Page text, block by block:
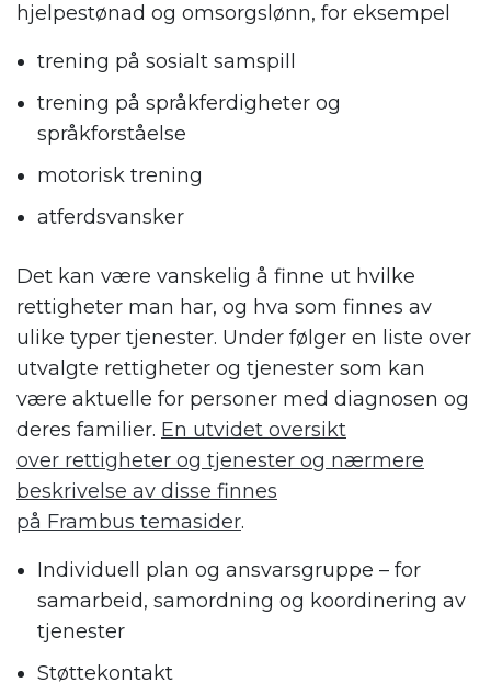
hjelpestønad og omsorgslønn, for eksempel
trening på sosialt samspill
trening på språkferdigheter og
språkforståelse
motorisk trening
atferdsvansker
Det kan være vanskelig å finne ut hvilke
rettigheter man har, og hva som finnes av
ulike typer tjenester. Under følger en liste over
utvalgte rettigheter og tjenester som kan
være aktuelle for personer med diagnosen og
deres familier. En utvidet oversikt
over rettigheter og tjenester og nærmere
beskrivelse av disse finnes
på Frambus temasider.
Individuell plan og ansvarsgruppe – for
samarbeid, samordning og koordinering av
tjenester
Støttekontakt